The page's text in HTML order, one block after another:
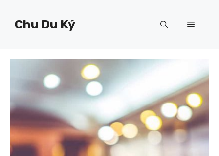
Chu Du Ký Menu